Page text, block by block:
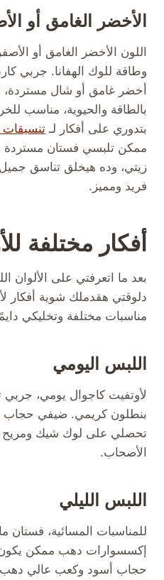
الأخضر الغامق أو
اللون الأخضر الغامق أو
وطاقة للوك الهفانا. جربي
أخضر غامق أو شال
بالطاقة والحيوية، مناسب
بتدوري على أفكار لـ
ممكن تلبسي فستان مستردة
زيتي، وده هيخلق تناسق
فريد ومميز.
أفكار مختلفة
بعد ما اتعرفتي على الألوان
دلوقتي هقدملك شوية أفكار
مناسبات مختلفة وتخليكي
اللبس اليومي
لأوتفيت كاجوال يومي، جربي
بنطلون كريمي. ضيفي حجاب
تحصلي على لوك شيك ومريح
الأصحاب.
اللبس الليلي
للمناسبات المسائية، فستان
إكسسوارات دهب ممكن يكون
حجاب أسود وكعب عالي